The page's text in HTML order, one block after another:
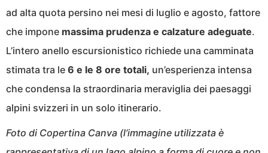
ad alta quota persino nei mesi di luglio e agosto, fattore
che impone massima prudenza e calzature adeguate.
L’intero anello escursionistico richiede una camminata
stimata tra le 6 e le 8 ore totali, un’esperienza intensa
che condensa la straordinaria meraviglia dei paesaggi
alpini svizzeri in un solo itinerario.
Foto di Copertina Canva (l’immagine utilizzata è